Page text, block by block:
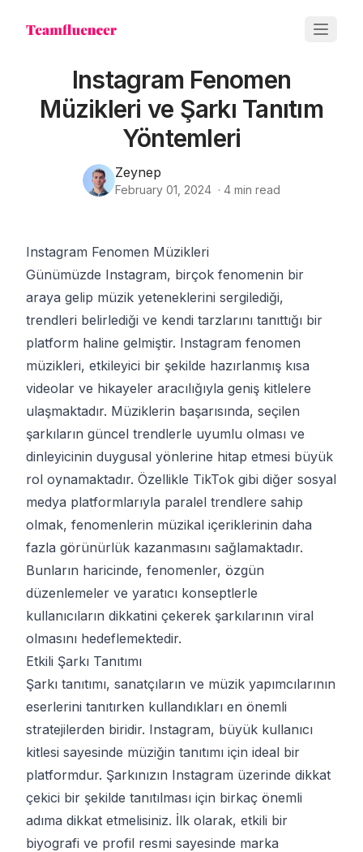
Instagram Fenomen
Müzikleri ve Şarkı Tanıtım
Yöntemleri
Zeynep
February 01, 2024 · 4 min read
Instagram Fenomen Müzikleri
Günümüzde Instagram, birçok fenomenin bir
araya gelip müzik yeteneklerini sergilediği,
trendleri belirlediği ve kendi tarzlarını tanıttığı bir
platform haline gelmiştir. Instagram fenomen
müzikleri, etkileyici bir şekilde hazırlanmış kısa
videolar ve hikayeler aracılığıyla geniş kitlelere
ulaşmaktadır. Müziklerin başarısında, seçilen
şarkıların güncel trendlerle uyumlu olması ve
dinleyicinin duygusal yönlerine hitap etmesi büyük
rol oynamaktadır. Özellikle TikTok gibi diğer sosyal
medya platformlarıyla paralel trendlere sahip
olmak, fenomenlerin müzikal içeriklerinin daha
fazla görünürlük kazanmasını sağlamaktadır.
Bunların haricinde, fenomenler, özgün
düzenlemeler ve yaratıcı konseptlerle
kullanıcıların dikkatini çekerek şarkılarının viral
olmasını hedeflemektedir.
Etkili Şarkı Tanıtımı
Şarkı tanıtımı, sanatçıların ve müzik yapımcılarının
eserlerini tanıtırken kullandıkları en önemli
stratejilerden biridir. Instagram, büyük kullanıcı
kitlesi sayesinde müziğin tanıtımı için ideal bir
platformdur. Şarkınızın Instagram üzerinde dikkat
çekici bir şekilde tanıtılması için birkaç önemli
adıma dikkat etmelisiniz. İlk olarak, etkili bir
biyografi ve profil resmi sayesinde marka